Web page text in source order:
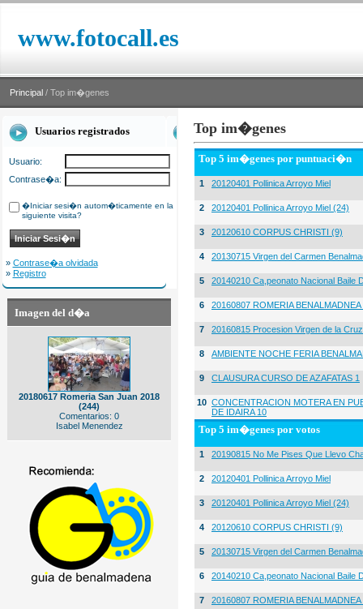
www.fotocall.es
Principal / Top im�genes
Usuarios registrados
Usuario:
Contrase�a:
�Iniciar sesi�n autom�ticamente en la
siguiente visita?
» Contrase�a olvidada
» Registro
Imagen del d�a
20180617 Romeria San Juan 2018
(244)
Comentarios: 0
Isabel Menendez
Top im�genes
Top 5 im�genes por puntuaci�n
1 20120401 Pollinica Arroyo Miel
2 20120401 Pollinica Arroyo Miel (24)
3 20120610 CORPUS CHRISTI (9)
4 20130715 Virgen del Carmen
5 20140210 Ca,peonato Nacional Baile
6 20160807 ROMERIA
7 20160815 Procesion Virgen de la
8 AMBIENTE NOCHE FERIA
9 CLAUSURA CURSO DE AZAFATAS 1
10 CONCENTRACION MOTERA EN
DE IDAIRA 10
Top 5 im�genes por votos
1 20190815 No Me Pises Que Llevo
2 20120401 Pollinica Arroyo Miel
3 20120401 Pollinica Arroyo Miel (24)
4 20120610 CORPUS CHRISTI (9)
5 20130715 Virgen del Carmen
6 20140210 Ca,peonato Nacional Baile
7 20160807 ROMERIA